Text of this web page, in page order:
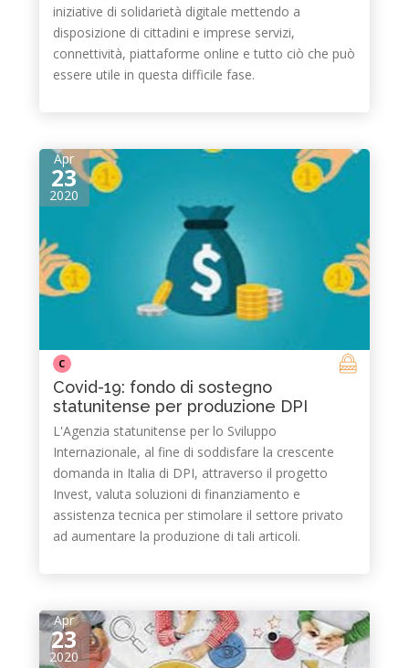
iniziative di solidarietà digitale mettendo a
disposizione di cittadini e imprese servizi,
connettività, piattaforme online e tutto ciò che può
essere utile in questa difficile fase.
Apr
23
2020
C
Covid-19: fondo di sostegno
statunitense per produzione DPI
L'Agenzia statunitense per lo Sviluppo
Internazionale, al fine di soddisfare la crescente
domanda in Italia di DPI, attraverso il progetto
Invest, valuta soluzioni di finanziamento e
assistenza tecnica per stimolare il settore privato
ad aumentare la produzione di tali articoli.
Apr
23
2020